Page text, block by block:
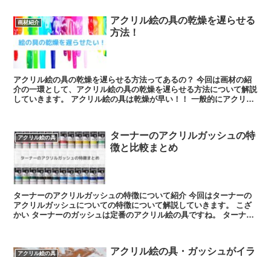
画材紹介
アクリル絵の具の乾燥を遅らせる
方法！
アクリル絵の具の乾燥を遅らせる方法ってあるの？ 今回は画材の紹
介の一環として、アクリル絵の具の乾燥を遅らせる方法について解説
していきます。 アクリル絵の具は乾燥が早い！！ 一般的にアクリル
アクリル絵の具
ターナーのアクリルガッシュの特
徴と比較まとめ
ターナーのアクリルガッシュの特徴について紹介 今回はターナーの
アクリルガッシュについての特徴について解説していきます。 こざ
かい ターナーのガッシュは定番のアクリル絵の具ですね。 ターナー
アクリル絵の具
アクリル絵の具・ガッシュがイラ